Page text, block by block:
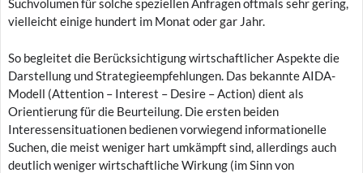
Suchvolumen für solche speziellen Anfragen oftmals sehr gering,
vielleicht einige hundert im Monat oder gar Jahr.
So begleitet die Berücksichtigung wirtschaftlicher Aspekte die
Darstellung und Strategieempfehlungen. Das bekannte AIDA-
Modell (Attention – Interest – Desire – Action) dient als
Orientierung für die Beurteilung. Die ersten beiden
Interessensituationen bedienen vorwiegend informationelle
Suchen, die meist weniger hart umkämpft sind, allerdings auch
deutlich weniger wirtschaftliche Wirkung (im Sinn von